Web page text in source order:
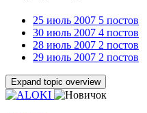
25 июль 2007 5 постов
30 июль 2007 4 постов
28 июль 2007 2 постов
29 июль 2007 2 постов
Expand topic overview